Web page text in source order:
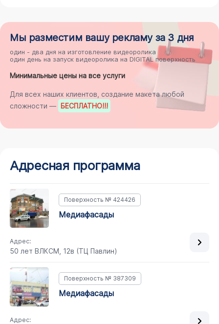
Мы разместим вашу рекламуза 3 дня
один - два дня на изготовление видеоролика
один день на запуск видеоролика на DIGITAL поверхность
Минимальные цены на все услуги
Для всех наших клиентов, создание макета любой
сложности — БЕСПЛАТНО!!!
Адресная программа
Поверхность № 424426
медиафасады
Адрес:
50 лет ВЛКСМ, 12в (ТЦ Павлин)
Поверхность № 387309
медиафасады
Адрес: